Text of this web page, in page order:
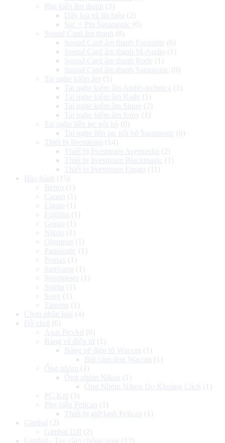
Phụ kiện âm thanh
(3)
Dây loa và tín hiệu
(2)
Sạc + Pin Saramonic (0)
Sound Card âm thanh
(8)
Sound Card âm thanh Focusrite (6)
Sound Card âm thanh M-Audio (1)
Sound Card âm thanh Rode (1)
Sound Card âm thanh Saramonic (0)
Tai nghe kiểm âm (5)
Tai nghe kiểm âm Audio-technica (1)
Tai nghe kiểm âm Rode (1)
Tai nghe kiểm âm Shure (2)
Tai nghe kiểm âm Sony (1)
Tai nghe liên lạc nội bộ (0)
Tai nghe liên lạc nội bộ Saramonic (0)
Thiết bị livestream (14)
Thiết bị livestream Avermedia (2)
Thiết bị livestream Blackmagic (1)
Thiết bị livestream Elgato (11)
Bảo hành
(15)
Benro (1)
Canon
(1)
Elgato (1)
Fujifilm (1)
Gopro (1)
Nikon
(1)
Olympus (1)
Panasonic (1)
Pentax (1)
Samyang (1)
Sennhieser
(1)
Sigma (1)
Sony (1)
Tamron
(1)
Chưa phân loại (4)
Đồ chơi (6)
Asus ProArt (0)
Bảng vẽ điện tử (1)
Bảng vẽ điện tử Wacom (1)
Bút cảm ứng Wacom (1)
Ống nhòm (1)
Ống nhòm Nikon
(1)
Ống Nhòm Nikon Đo Khoảng Cách
(1)
PC Km (3)
Phụ kiện Pelican
(1)
Thiết bị giữ lạnh Pelican
(1)
Gimbal (2)
Gimbal DJI (2)
Gimbal - Tay cầm chống rung (13)